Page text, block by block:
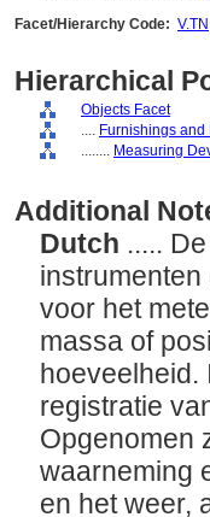
Facet/Hierarchy Code: V.TN
Hierarchical
Objects Facet
.... Furnishings
........ Measuring
Additional
Dutch .....
voor het
massa of
hoeveelheid.
registratie
Opgenomen
waarneming
en het weer,